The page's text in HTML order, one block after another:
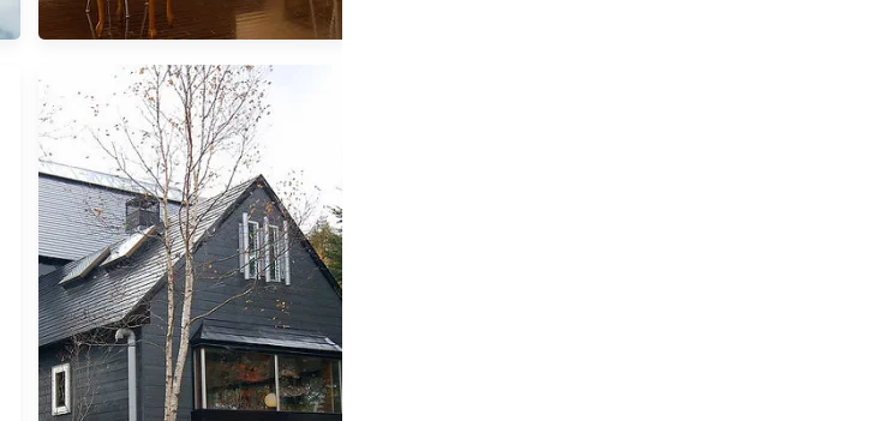
【日本東北賞楓】青森飯店推薦
Hyper Hotels Passage。超豐盛早餐
(已改為Hotel Mystays 青森站前)